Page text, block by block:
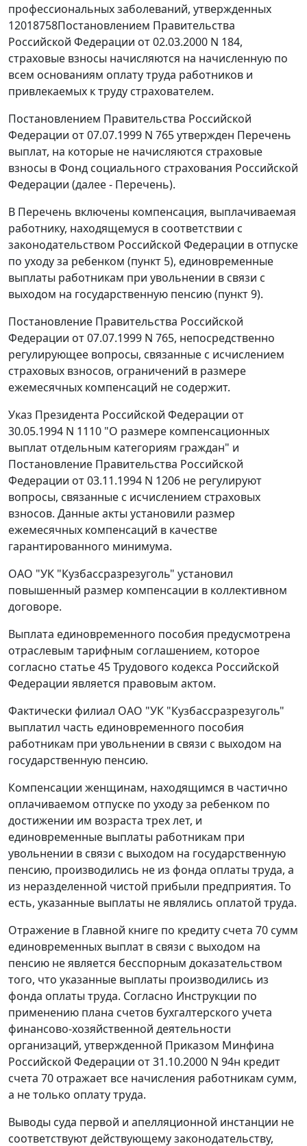
профессиональных заболеваний, утвержденных
12018758Постановлением Правительства
Российской Федерации от 02.03.2000 N 184,
страховые взносы начисляются на начисленную по
всем основаниям оплату труда работников и
привлекаемых к труду страхователем.
Постановлением Правительства Российской
Федерации от 07.07.1999 N 765 утвержден Перечень
выплат, на которые не начисляются страховые
взносы в Фонд социального страхования Российской
Федерации (далее - Перечень).
В Перечень включены компенсация, выплачиваемая
работнику, находящемуся в соответствии с
законодательством Российской Федерации в отпуске
по уходу за ребенком (пункт 5), единовременные
выплаты работникам при увольнении в связи с
выходом на государственную пенсию (пункт 9).
Постановление Правительства Российской
Федерации от 07.07.1999 N 765, непосредственно
регулирующее вопросы, связанные с исчислением
страховых взносов, ограничений в размере
ежемесячных компенсаций не содержит.
Указ Президента Российской Федерации от
30.05.1994 N 1110 "О размере компенсационных
выплат отдельным категориям граждан" и
Постановление Правительства Российской
Федерации от 03.11.1994 N 1206 не регулируют
вопросы, связанные с исчислением страховых
взносов. Данные акты установили размер
ежемесячных компенсаций в качестве
гарантированного минимума.
ОАО "УК "Кузбассразрезуголь" установил
повышенный размер компенсации в коллективном
договоре.
Выплата единовременного пособия предусмотрена
отраслевым тарифным соглашением, которое
согласно статье 45Трудового кодекса Российской
Федерации является правовым актом.
Фактически филиал ОАО "УК "Кузбассразрезуголь"
выплатил часть единовременного пособия
работникам при увольнении в связи с выходом на
государственную пенсию.
Компенсации женщинам, находящимся в частично
оплачиваемом отпуске по уходу за ребенком по
достижении им возраста трех лет, и
единовременные выплаты работникам при
увольнении в связи с выходом на государственную
пенсию, производились не из фонда оплаты труда, а
из неразделенной чистой прибыли предприятия. То
есть, указанные выплаты не являлись оплатой труда.
Отражение в Главной книге по кредиту счета 70 сумм
единовременных выплат в связи с выходом на
пенсию не является бесспорным доказательством
того, что указанные выплаты производились из
фонда оплаты труда. Согласно Инструкции по
применению плана счетов бухгалтерского учета
финансово-хозяйственной деятельности
организаций, утвержденной Приказом Минфина
Российской Федерации от 31.10.2000 N 94н кредит
счета 70 отражает все начисления работникам сумм,
а не только оплату труда.
Выводы суда первой и апелляционной инстанции не
соответствуют действующему законодательству,